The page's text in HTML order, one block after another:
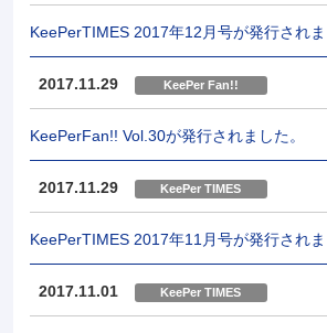
KeePerTIMES 2017年12月号が発行されま
2017.11.29 KeePer Fan!!
KeePerFan!! Vol.30が発行されました。
2017.11.29 KeePer TIMES
KeePerTIMES 2017年11月号が発行されま
2017.11.01 KeePer TIMES